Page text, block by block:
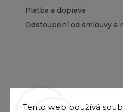
Tento web používá
Platba a doprava
Odstoupení od smlouvy a